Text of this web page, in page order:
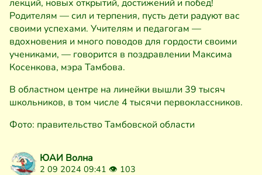
лекций, новых открытий, достижений и побед!
Родителям — сил и терпения, пусть дети радуют вас
своими успехами. Учителям и педагогам —
вдохновения и много поводов для гордости своими
учениками, — говорится в поздравлении Максима
Косенкова, мэра Тамбова.
В областном центре на линейки вышли 39 тысяч
школьников, в том числе 4 тысячи первоклассников.
Фото: правительство Тамбовской области
ЮАИ Волна
2 09 2024 09:41 👁 103